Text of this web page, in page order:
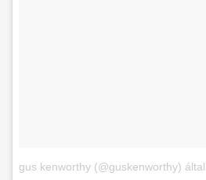
gus kenworthy (@guskenworthy)